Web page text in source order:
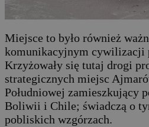
Miejsce to było również
komunikacyjnym cywilizacji
Krzyżowały się tutaj drogi
strategicznych miejsc
Południowej zamieszkujący
Boliwii i Chile; świadczą o
pobliskich wzgórzach.